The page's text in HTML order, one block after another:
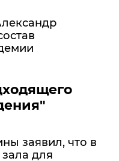
заявил, что в
для